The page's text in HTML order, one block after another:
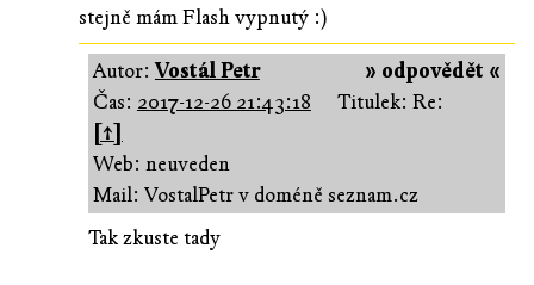
stejně mám Flash vypnutý :)
» odpovědět «
Autor:Vostál Petr
Čas: 2017-12-26 21:43:18
Titulek: Re:
[↑]
Web: neuveden
Mail: VostalPetr v doméně seznam.cz
Tak zkuste tady